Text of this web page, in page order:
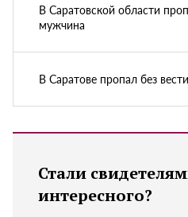
В Саратовской области
мужчина
В Саратове пропал без
Стали
интересного?